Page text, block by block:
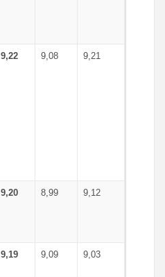
9,22 9,08 9,21
9,20 8,99 9,12
9,19 9,09 9,03